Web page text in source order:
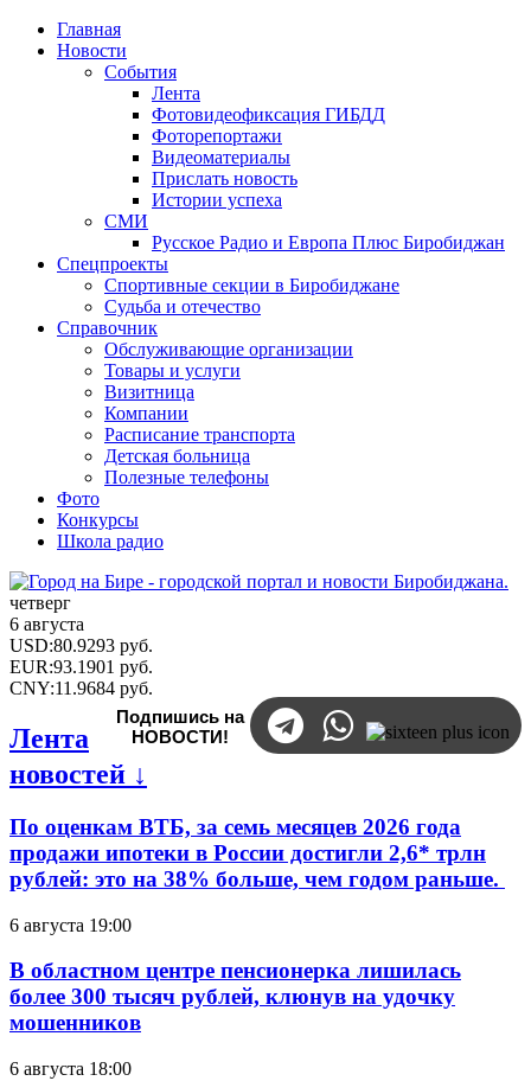
Главная
Новости
События
Лента
Фотовидеофиксация ГИБДД
Фоторепортажи
Видеоматериалы
Прислать новость
Истории успеха
СМИ
Русское Радио и Европа Плюс Биробиджан
Спецпроекты
Спортивные секции в Биробиджане
Судьба и отечество
Справочник
Обслуживающие организации
Товары и услуги
Визитница
Компании
Расписание транспорта
Детская больница
Полезные телефоны
Фото
Конкурсы
Школа радио
четверг
6 августа
USD:80.9293 руб.
EUR:93.1901 руб.
CNY:11.9684 руб.
Подпишись на
НОВОСТИ!
Лента
новостей ↓
По оценкам ВТБ, за семь месяцев 2026 года
продажи ипотеки в России достигли 2,6* трлн
рублей: это на 38% больше, чем годом раньше.
6 августа 19:00
В областном центре пенсионерка лишилась
более 300 тысяч рублей, клюнув на удочку
мошенников
6 августа 18:00